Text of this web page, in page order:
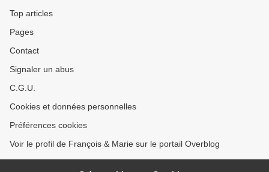
Top articles
Pages
Contact
Signaler un abus
C.G.U.
Cookies et données personnelles
Préférences cookies
Voir le profil de François & Marie sur le portail Overblog